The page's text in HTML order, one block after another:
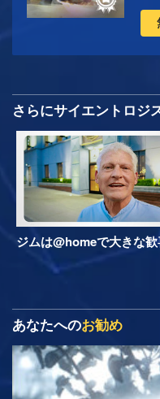
さらにサイエントロジ
ジムは@homeで大きな
あなたへのお勧め